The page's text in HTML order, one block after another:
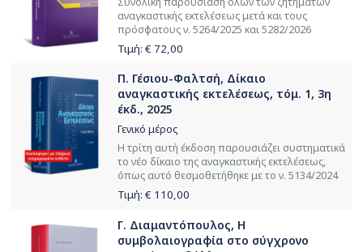
αναγκαστικής εκτελέσεως μετά και τους
πρόσφατους ν. 5264/2025 και 5282/2026
Τιμή: € 72,00
Π. Γέσιου-Φαλτσή, Δίκαιο
αναγκαστικής εκτελέσεως, τόμ. 1, 3η
έκδ., 2025
Γενικό μέρος
Η τρίτη αυτή έκδοση παρουσιάζει συστηματικά
το νέο δίκαιο της αναγκαστικής εκτελέσεως,
όπως αυτό θεσμοθετήθηκε με το ν. 5134/2024
Τιμή: € 110,00
Γ. Διαμαντόπουλος, Η
συμβολαιογραφία στο σύγχρονο